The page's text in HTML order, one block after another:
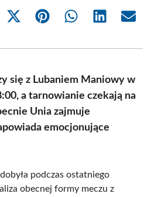
Share
(Twitter)
Share Share Share Share
się z Lubaniem Maniowy w
a tarnowianie czekają na
Unia zajmuje
emocjonujące
podczas ostatniego
obecnej formy meczu z